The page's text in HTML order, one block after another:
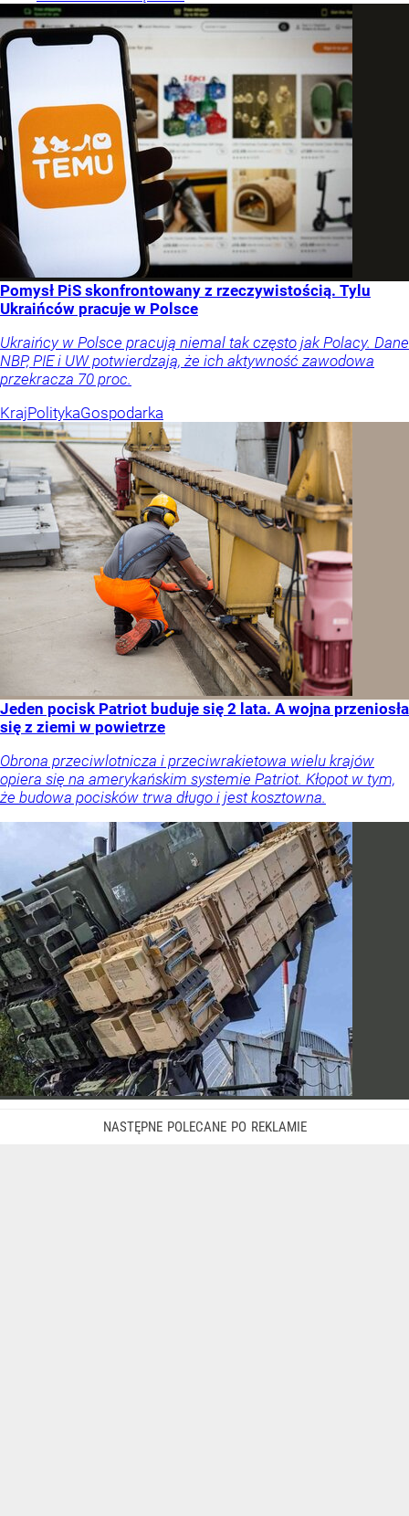
Pomysł PiS skonfrontowany z rzeczywistością. Tylu
Ukraińców pracuje w Polsce
Ukraińcy w Polsce pracują niemal tak często jak Polacy. Dane
NBP, PIE i UW potwierdzają, że ich aktywność zawodowa
przekracza 70 proc.
KrajPolitykaGospodarka
Jeden pocisk Patriot buduje się 2 lata. A wojna przeniosła
się z ziemi w powietrze
Obrona przeciwlotnicza i przeciwrakietowa wielu krajów
opiera się na amerykańskim systemie Patriot. Kłopot w tym,
że budowa pocisków trwa długo i jest kosztowna.